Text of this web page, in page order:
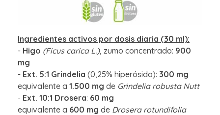
Ingredientes activos por dosis diaria (30 ml):
- Higo (Ficus carica L.), zumo concentrado: 900
mg
- Ext. 5:1 Grindelia (0,25% hiperósido): 300 mg
equivalente a 1.500 mg de Grindelia robusta Nutt
- Ext. 10:1 Drosera: 60 mg
equivalente a 600 mg de Drosera rotundifolia